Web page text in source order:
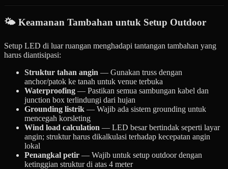
🌤️ Keamanan Tambahan untuk Setup Outdoor
Setup LED di luar ruangan menghadapi tantangan tambahan yang
harus diantisipasi:
Struktur tahan angin — Gunakan truss dengan
anchor/patok ke tanah untuk venue terbuka
Waterproofing — Pastikan semua sambungan kabel dan
junction box terlindungi dari hujan
Grounding listrik — Wajib ada sistem grounding untuk
mencegah korsleting
Wind load calculation — LED besar bertindak seperti layar
angin; struktur harus dikalkulasi terhadap kecepatan angin
lokal
Penangkal petir — Wajib untuk setup outdoor dengan
ketinggian struktur di atas 4 meter